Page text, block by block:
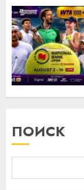
ПОИСК